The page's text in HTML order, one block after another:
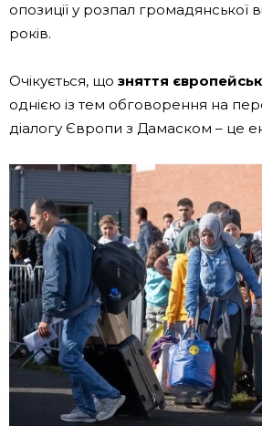
опозиції у розпал громадянської
років.
Очікується, що зняття
однією із тем обговорення на
діалогу Європи з Дамаском – це